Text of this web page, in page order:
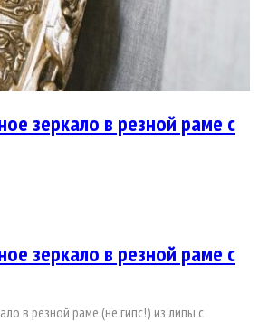
зеркало в резной раме с
зеркало в резной раме с
в резной раме (не гипс!) из липы с